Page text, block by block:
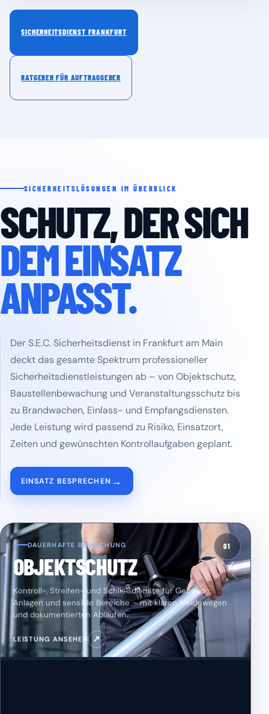
SICHERHEITSDIENST FRANKFURT
RATGEBER FÜR AUFTRAGGEBER
SICHERHEITSLÖSUNGEN IM ÜBERBLICK
SCHUTZ, DER SICH
DEM EINSATZ
ANPASST.
Der S.E.C. Sicherheitsdienst in Frankfurt am Main
deckt das gesamte Spektrum professioneller
Sicherheitsdienstleistungen ab – von Objektschutz,
Baustellenbewachung und Veranstaltungsschutz bis
zu Brandwachen, Einlass- und Empfangsdiensten.
Jede Leistung wird passend zu Risiko, Einsatzort,
Zeiten und gewünschten Kontrollaufgaben geplant.
EINSATZ BESPRECHEN →
01
DAUERHAFTE BEWACHUNG
OBJEKTSCHUTZ
Kontroll-, Streifen- und Schließdienste für Gebäude,
Anlagen und sensible Bereiche – mit klaren Meldewegen
und dokumentierten Abläufen.
LEISTUNG ANSEHEN ↗